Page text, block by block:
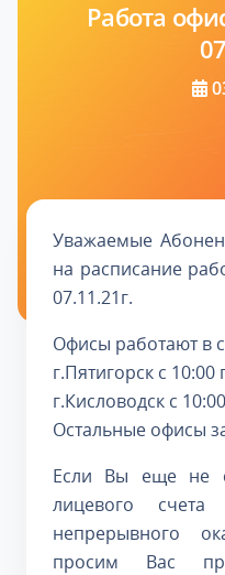
Работа
Уважаемые
на расписание
07.11.21г.
Офисы работают в
г.Пятигорск с 10:00
г.Кисловодск с
Остальные офисы
Если Вы еще не
лицевого
непрерывного
просим Вас